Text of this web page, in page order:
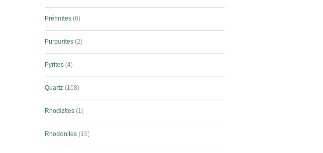
Préhnites 6
Purpurites 2
Pyrites 4
Quartz 108
Rhodizites 1
Rhodonites 15